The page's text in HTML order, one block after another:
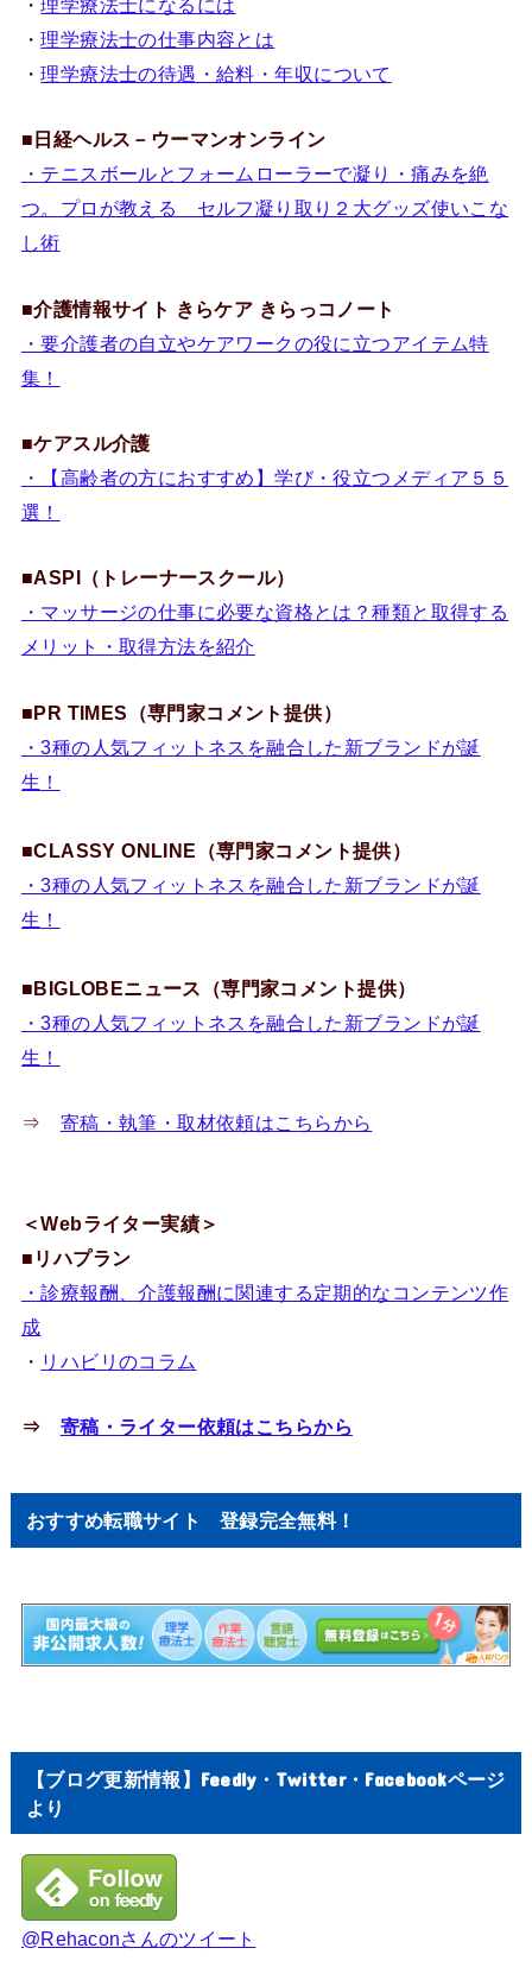
・理学療法士になるには
・理学療法士の仕事内容とは
・理学療法士の待遇・給料・年収について
■ 日経ヘルス－ウーマンオンライン
・テニスボールとフォームローラーで凝り・痛みを絶
つ。プロが教える セルフ凝り取り２大グッズ使いこな
し術
■介護情報サイト きらケア きらっコノート
・要介護者の自立やケアワークの役に立つアイテム特
集！
■ケアスル介護
・【高齢者の方におすすめ】学び・役立つメディア５５
選！
■ASPI（トレーナースクール）
・マッサージの仕事に必要な資格とは？種類と取得する
メリット・取得方法を紹介
■PR TIMES（専門家コメント提供）
・3種の人気フィットネスを融合した新ブランドが誕
生！
■CLASSY ONLINE（専門家コメント提供）
・3種の人気フィットネスを融合した新ブランドが誕
生！
■BIGLOBEニュース（専門家コメント提供）
・3種の人気フィットネスを融合した新ブランドが誕
生！
⇒ 寄稿・執筆・取材依頼はこちらから
＜Webライター実績＞
■リハプラン
・診療報酬、介護報酬に関連する定期的なコンテンツ作
成
・ リハビリのコラム
⇒ 寄稿・ライター依頼はこちらから
おすすめ転職サイト 登録完全無料！
【ブログ更新情報】Feedly・Twitter・Facebookページ
より
@Rehaconさんのツイート